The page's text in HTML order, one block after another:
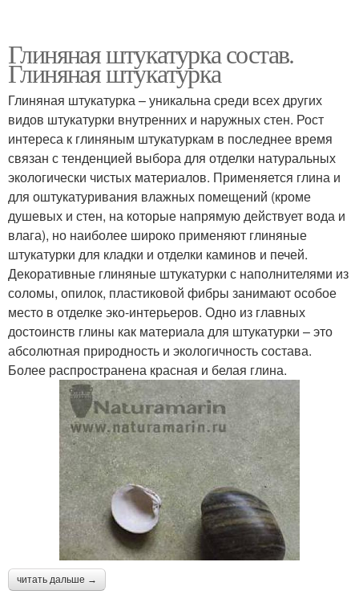
Глиняная штукатурка состав.
Глиняная штукатурка
Глиняная штукатурка – уникальна среди всех других
видов штукатурки внутренних и наружных стен. Рост
интереса к глиняным штукатуркам в последнее время
связан с тенденцией выбора для отделки натуральных
экологически чистых материалов. Применяется глина и
для оштукатуривания влажных помещений (кроме
душевых и стен, на которые напрямую действует вода и
влага), но наиболее широко применяют глиняные
штукатурки для кладки и отделки каминов и печей.
Декоративные глиняные штукатурки с наполнителями из
соломы, опилок, пластиковой фибры занимают особое
место в отделке эко-интерьеров. Одно из главных
достоинств глины как материала для штукатурки – это
абсолютная природность и экологичность состава.
Более распространена красная и белая глина.
читать дальше →